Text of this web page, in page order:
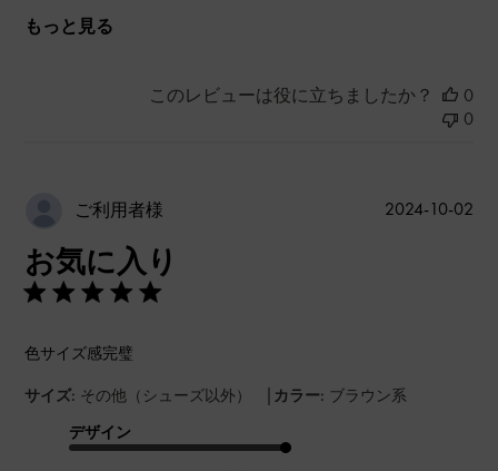
もっと見る
このレビューは役に立ちましたか？
0
0
ご利用者様
お気に入り
色サイズ感完璧
サイズ: その他（シューズ以外） | カラー: ブラウン系
デザイン
公
2024-10-02